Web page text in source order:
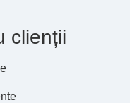
clienții